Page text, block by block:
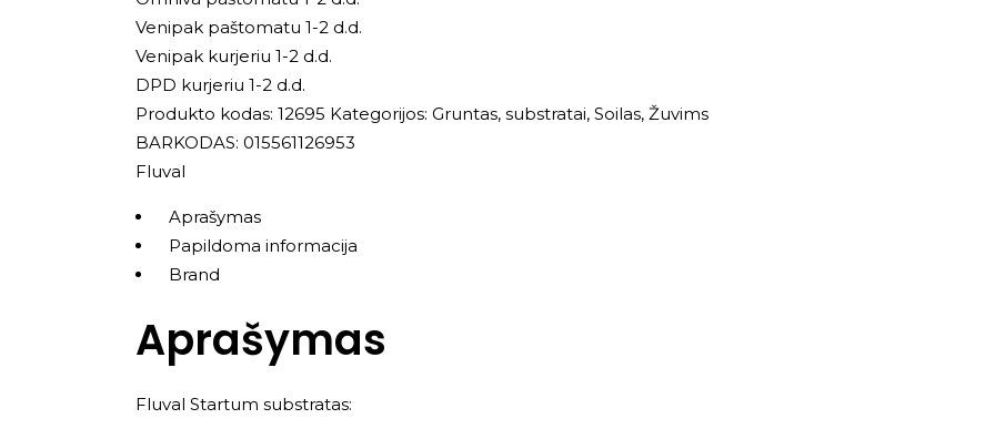
Venipak paštomatu 1-2 d.d.
Venipak kurjeriu 1-2 d.d.
DPD kurjeriu 1-2 d.d.
Produkto kodas: 12695 Kategorijos: Gruntas, substratai, Soilas, Žuvims
BARKODAS: 015561126953
Fluval
Aprašymas
Papildoma informacija
Brand
Aprašymas
Fluval Startum substratas: